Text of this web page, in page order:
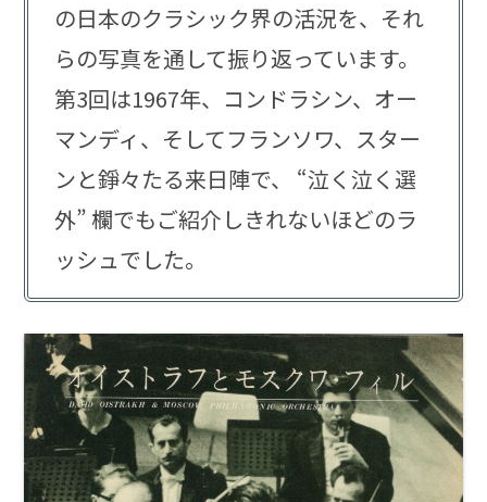
の日本のクラシック界の活況を、それ
らの写真を通して振り返っています。
第3回は1967年、コンドラシン、オー
マンディ、そしてフランソワ、スター
ンと錚々たる来日陣で、 “泣く泣く選
外” 欄でもご紹介しきれないほどのラ
ッシュでした。